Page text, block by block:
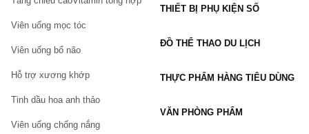
của DD Cream lỏng và nhẹ hơn CC Cream. Khả năng che
phủ không khác gì kem BB. Vì thế, nếu không có nhu cầu
trang điểm đậm, chỉ cần một lớp nền nhẹ và có khả năng
chống nắng khi ra ngoài thì nên chọn DD Cream.
Sản phẩm nổi bật:
Kem nền che khuyết điểm dưỡng trắng da DD Cream
Oribe
Viên uống mọc tóc
Viên uống bổ não
Hỗ trợ xương khớp
Tinh dầu hoa anh thảo
Viên uống chống nắng
THIẾT BỊ PHỤ KIỆN SỐ
ĐỒ THỂ THAO DU LỊCH
THỰC PHẨM HÀNG TIÊU DÙNG
VĂN PHÒNG PHẨM